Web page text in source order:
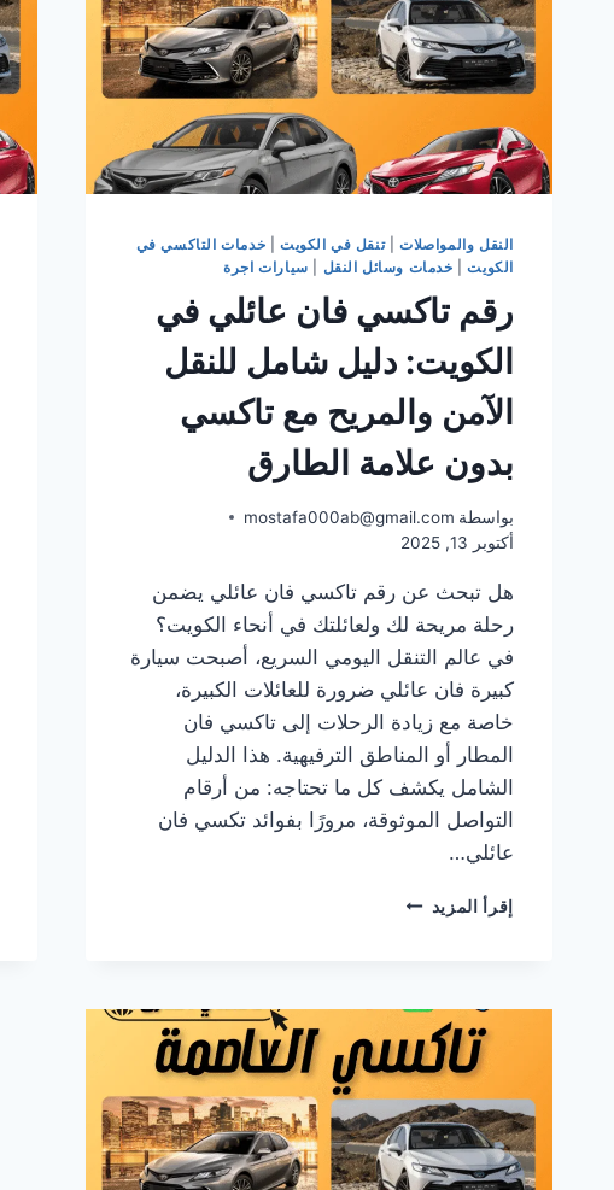
النقل والمواصلات|تنقل في الكويت
خدمات التاكسي في
الكويت| خدمات وسائل النقل سيارات اجرة
رقم تاكسي فان عائلي في
الكويت: دليل شامل للنقل
الآمن والمريح مع تاكسي
بدون علامة الطارق
بواسطة mostafa000ab@gmail.com
أكتوبر 13, 2025
هل تبحث عن رقم تاكسي فان عائلي يضمن
رحلة مريحة لك ولعائلتك في أنحاء الكويت؟
في عالم التنقل اليومي السريع، أصبحت سيارة
كبيرة فان عائلي ضرورة للعائلات الكبيرة،
خاصة مع زيادة الرحلات إلى تاكسي فان
المطار أو المناطق الترفيهية. هذا الدليل
الشامل يكشف كل ما تحتاجه: من أرقام
التواصل الموثوقة، مرورًا بفوائد تكسي فان
عائلي…
إقرأ المزيد رقم
دليل
شامل
للنقل
الآمن
والمريح
مع